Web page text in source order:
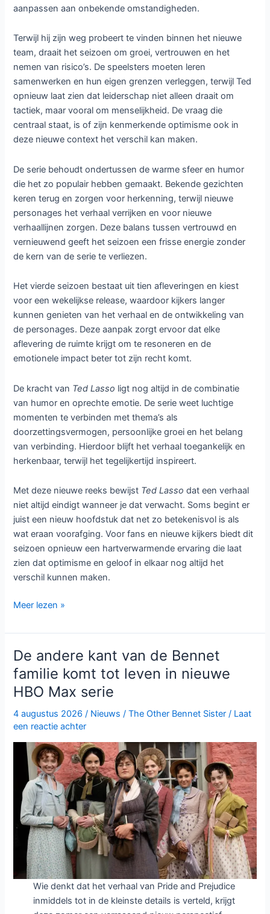
aanpassen aan onbekende omstandigheden.
Terwijl hij zijn weg probeert te vinden binnen het nieuwe
team, draait het seizoen om groei, vertrouwen en het
nemen van risico’s. De speelsters moeten leren
samenwerken en hun eigen grenzen verleggen, terwijl Ted
opnieuw laat zien dat leiderschap niet alleen draait om
tactiek, maar vooral om menselijkheid. De vraag die
centraal staat, is of zijn kenmerkende optimisme ook in
deze nieuwe context het verschil kan maken.
De serie behoudt ondertussen de warme sfeer en humor
die het zo populair hebben gemaakt. Bekende gezichten
keren terug en zorgen voor herkenning, terwijl nieuwe
personages het verhaal verrijken en voor nieuwe
verhaallijnen zorgen. Deze balans tussen vertrouwd en
vernieuwend geeft het seizoen een frisse energie zonder
de kern van de serie te verliezen.
Het vierde seizoen bestaat uit tien afleveringen en kiest
voor een wekelijkse release, waardoor kijkers langer
kunnen genieten van het verhaal en de ontwikkeling van
de personages. Deze aanpak zorgt ervoor dat elke
aflevering de ruimte krijgt om te resoneren en de
emotionele impact beter tot zijn recht komt.
De kracht van Ted Lasso ligt nog altijd in de combinatie
van humor en oprechte emotie. De serie weet luchtige
momenten te verbinden met thema’s als
doorzettingsvermogen, persoonlijke groei en het belang
van verbinding. Hierdoor blijft het verhaal toegankelijk en
herkenbaar, terwijl het tegelijkertijd inspireert.
Met deze nieuwe reeks bewijst Ted Lasso dat een verhaal
niet altijd eindigt wanneer je dat verwacht. Soms begint er
juist een nieuw hoofdstuk dat net zo betekenisvol is als
wat eraan voorafging. Voor fans en nieuwe kijkers biedt dit
seizoen opnieuw een hartverwarmende ervaring die laat
zien dat optimisme en geloof in elkaar nog altijd het
verschil kunnen maken.
Ted
seizoen
4:
verrassende
comeback
op
TV+
Meer lezen »
De andere kant van de Bennet
familie komt tot leven in nieuwe
HBO Max serie
4 augustus 2026/ Nieuws /The Other Bennet Sister / Laat
een reactie achter
Wie denkt dat het verhaal van Pride and Prejudice
inmiddels tot in de kleinste details is verteld, krijgt